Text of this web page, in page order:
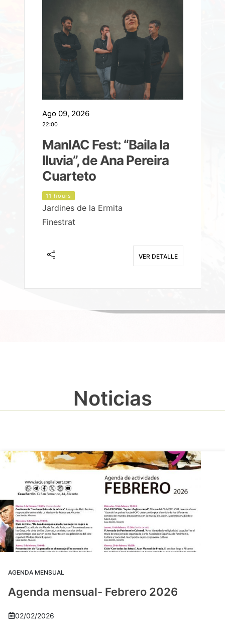
Ago 09, 2026
22:00
ManIAC Fest: “Baila la
lluvia”, de Ana Pereira
Cuarteto
11 hours
Jardines de la Ermita
Finestrat
VER DETALLE
Noticias
AGENDA MENSUAL
Agenda mensual- Febrero 2026
02/02/2026